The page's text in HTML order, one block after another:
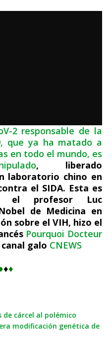
2 responsable de la
que ya ha matado a
en todo el mundo, es
, liberado
laboratorio chino en
el SIDA. Esta es
el profesor Luc
de Medicina en
sobre el VIH, hizo el
Pourquoi Docteur
galo CNEWS
♦♦
de cárcel al polémico
modificación genética de